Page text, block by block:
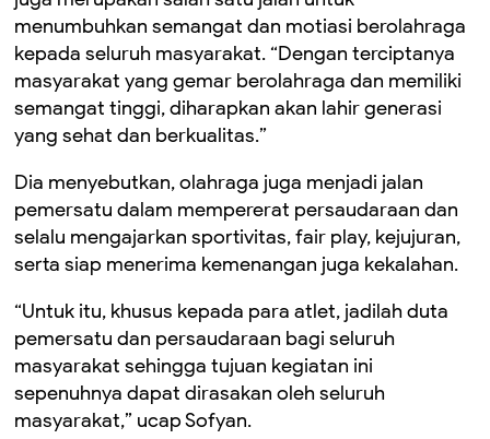
menumbuhkan semangat dan motiasi berolahraga
kepada seluruh masyarakat. “Dengan terciptanya
masyarakat yang gemar berolahraga dan memiliki
semangat tinggi, diharapkan akan lahir generasi
yang sehat dan berkualitas.”
Dia menyebutkan, olahraga juga menjadi jalan
pemersatu dalam mempererat persaudaraan dan
selalu mengajarkan sportivitas, fair play, kejujuran,
serta siap menerima kemenangan juga kekalahan.
“Untuk itu, khusus kepada para atlet, jadilah duta
pemersatu dan persaudaraan bagi seluruh
masyarakat sehingga tujuan kegiatan ini
sepenuhnya dapat dirasakan oleh seluruh
masyarakat,” ucap Sofyan.